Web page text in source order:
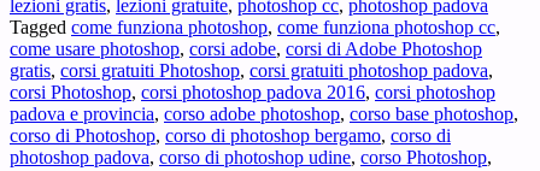
lezioni gratis, lezioni gratuite, photoshop cc, photoshop padova
Tagged come funziona photoshop, come funziona photoshop cc,
come usare photoshop, corsi adobe, corsi di Adobe Photoshop
gratis, corsi gratuiti Photoshop, corsi gratuiti photoshop padova,
corsi Photoshop, corsi photoshop padova 2016, corsi photoshop
padova e provincia, corso adobe photoshop, corso base photoshop,
corso di Photoshop, corso di photoshop bergamo, corso di
photoshop padova, corso di photoshop udine, corso Photoshop,